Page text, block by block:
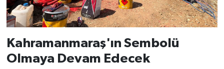
Kahramanmaraş'ın Sembolü
Olmaya Devam Edecek